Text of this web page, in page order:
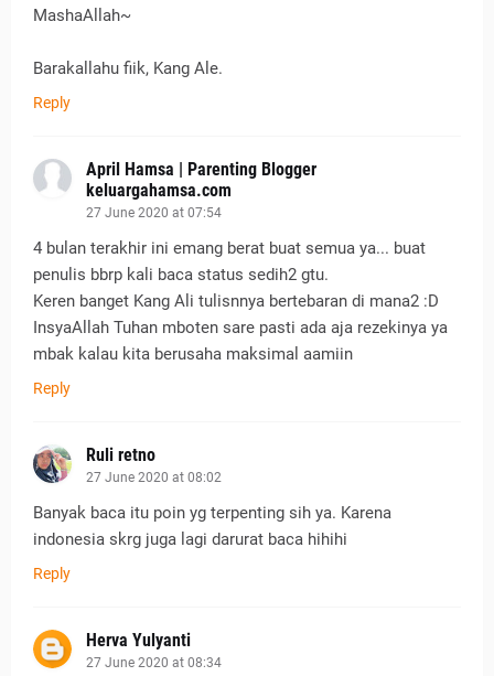
MashaAllah~
Barakallahu fiik, Kang Ale.
Reply
April Hamsa | Parenting Blogger
keluargahamsa.com
27 June 2020 at 07:54
4 bulan terakhir ini emang berat buat semua ya... buat
penulis bbrp kali baca status sedih2 gtu.
Keren banget Kang Ali tulisnnya bertebaran di mana2 :D
InsyaAllah Tuhan mboten sare pasti ada aja rezekinya ya
mbak kalau kita berusaha maksimal aamiin
Reply
Ruli retno
27 June 2020 at 08:02
Banyak baca itu poin yg terpenting sih ya. Karena
indonesia skrg juga lagi darurat baca hihihi
Reply
Herva Yulyanti
27 June 2020 at 08:34